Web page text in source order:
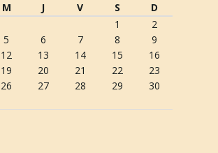
M J V S D
1
2
5 6 7 8
9
12 13 14 15
16
19 20 21 22
23
26 27 28 29
30